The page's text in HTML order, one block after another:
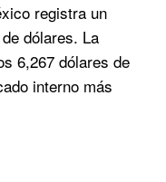
registra un
dólares. La
6,267 dólares de
interno más